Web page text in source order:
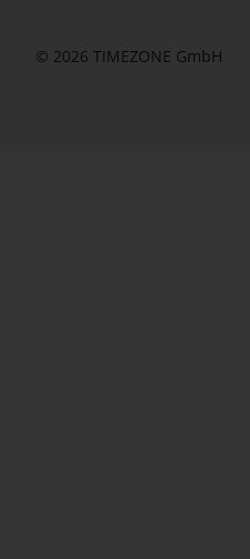
© 2026 TIMEZONE GmbH